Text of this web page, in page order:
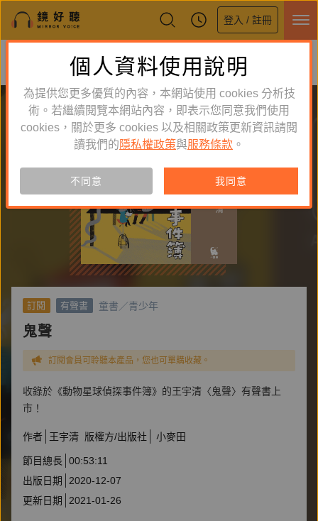
登入 / 註冊
鏡好聽全新APP上線
體驗全面升級，即刻下載
訂閱 有聲書 童書／青少年
鬼聲
訂閱會員可聆聽本產品，您也可單購收藏。
收錄於《動物星球偵探事件簿》的王宇清〈鬼聲〉有聲書上
市！
作者 王宇清 版權方/出版社 小麥田
節目總長 00:53:11
出版日期
2020-12-07
更新日期
2021-01-26
個人資料使用說明
為提供您更多優質的內容，本網站使用 cookies 分析技
術。若繼續閱覽本網站內容，即表示您同意我們使用
cookies，關於更多 cookies 以及相關政策更新資訊請閱
讀我們的 隱私權政策與服務條款 。
不同意 我同意